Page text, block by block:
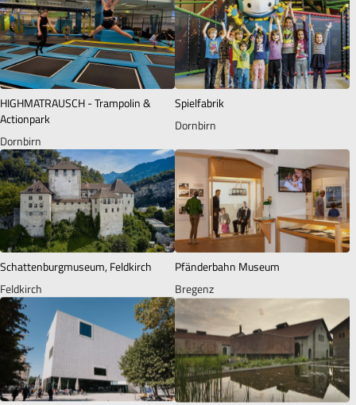
HIGHMATRAUSCH - Trampolin &
Actionpark
Dornbirn
Spielfabrik
Dornbirn
Schattenburgmuseum, Feldkirch
Feldkirch
Pfänderbahn Museum
Bregenz